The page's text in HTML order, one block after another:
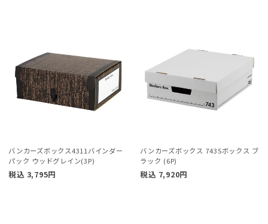
バンカーズボックス4311バインダー
パック ウッドグレイン(3P)
税込 3,795円
バンカーズボックス 743Sボックス ブ
ラック (6P)
税込 7,920円